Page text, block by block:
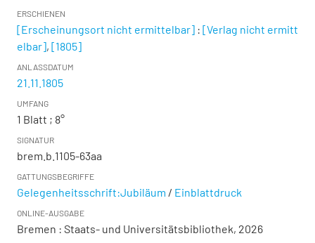
ERSCHIENEN
[Erscheinungsort nicht ermittelbar] : [Verlag nicht ermitt
elbar], [1805]
ANLASSDATUM
21.11.1805
UMFANG
1 Blatt ; 8°
SIGNATUR
brem.b.1105-63aa
GATTUNGSBEGRIFFE
Gelegenheitsschrift:Jubiläum / Einblattdruck
ONLINE-AUSGABE
Bremen : Staats- und Universitätsbibliothek, 2026